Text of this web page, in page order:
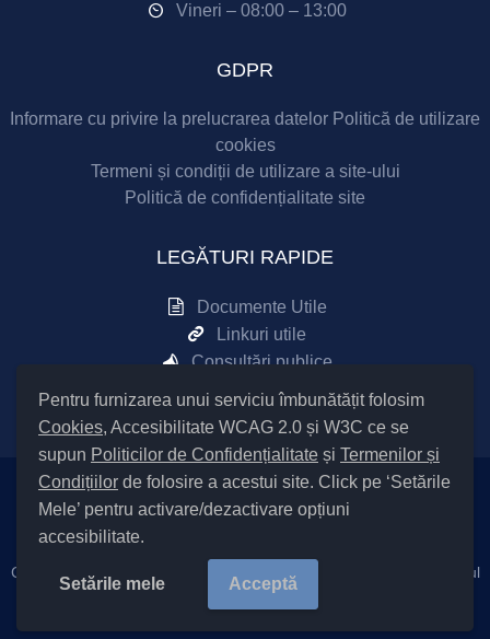
Pentru furnizarea unui serviciu îmbunătățit folosim
Cookies, Accesibilitate WCAG 2.0 și W3C ce se
supun Politicilor de Confidențialitate și Termenilor și
Condițiilor de folosire a acestui site. Click pe ‘Setările
Mele’ pentru activare/dezactivare opțiuni
accesibilitate.
Setările mele Acceptă
Vineri – 08:00 – 13:00
GDPR
Informare cu privire la prelucrarea datelor Politică de utilizare
cookies
Termeni și condiții de utilizare a site-ului
Politică de confidențialitate site
LEGĂTURI RAPIDE
Documente Utile
Linkuri utile
Consultări publice
Sesizări online
Setări Cookies și Accesibilitate
Cod Județ 4 / Județul Bacău / Tipul UAT – 14 – C – Comună / Codul
SIRUTA al Unității Administrativ Teritoriale COMUNA 26353 /